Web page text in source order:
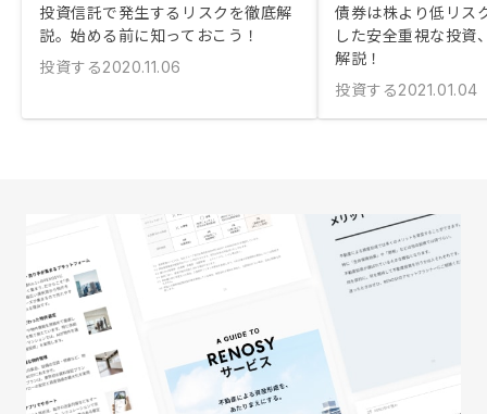
投資信託で発生するリスクを徹底解
説。始める前に知っておこう！
投資する2020.11.06
債券は株より低リス
した安全重視な投資
解説！
投資する2021.01.04